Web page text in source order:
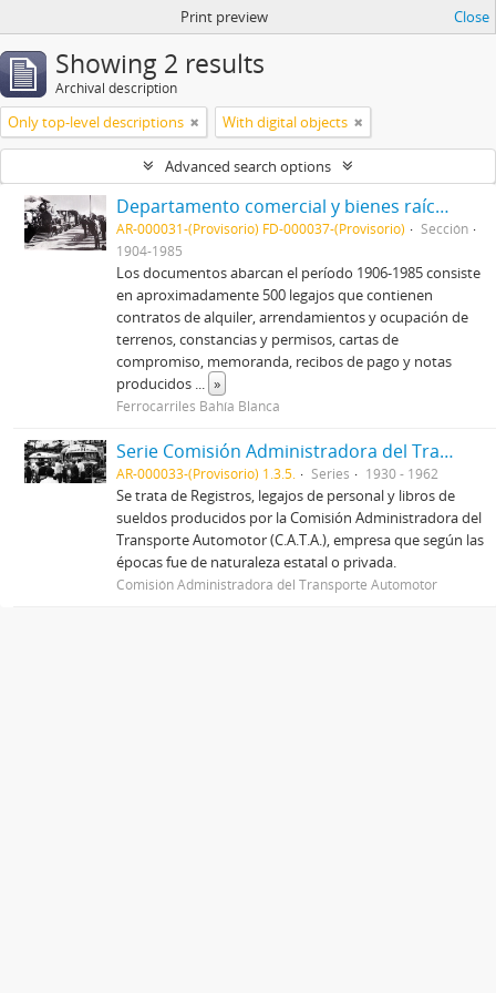
Print preview Close
Showing 2 results
Archival description
Only top-level descriptions With digital objects
Advanced search options
Departamento comercial y bienes raíces FCS-EFEA-Línea FC Gral. Roca
AR-000031-(Provisorio) FD-000037-(Provisorio)
Sección
1904-1985
Los documentos abarcan el período 1906-1985 consiste
en aproximadamente 500 legajos que contienen
contratos de alquiler, arrendamientos y ocupación de
terrenos, constancias y permisos, cartas de
compromiso, memoranda, recibos de pago y notas
producidos ... »
Ferrocarriles Bahía Blanca
Serie Comisión Administradora del Transporte Automotor (C.A.T.A.)
AR-000033-(Provisorio) 1.3.5. Series 1930 - 1962
Se trata de Registros, legajos de personal y libros de
sueldos producidos por la Comisión Administradora del
Transporte Automotor (C.A.T.A.), empresa que según las
épocas fue de naturaleza estatal o privada.
Comisión Administradora del Transporte Automotor